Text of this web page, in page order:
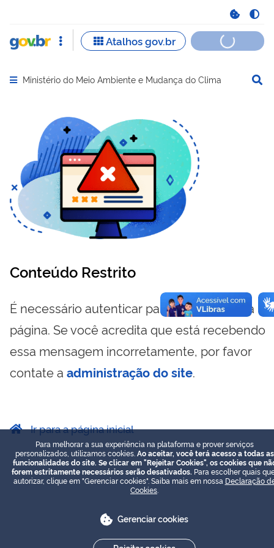
Abrir menu principal de navegação
Ministério do Meio Ambiente e Mudança do Clima
Conteúdo Restrito
É necessário autenticar para visualizar essa
página. Se você acredita que está recebendo
essa mensagem incorretamente, por favor
contate a administração do site.
Ir para a página inicial
Para melhorar a sua experiência na plataforma e prover serviços
personalizados, utilizamos cookies. Ao aceitar, você terá acesso a todas as
funcionalidades do site. Se clicar em "Rejeitar Cookies", os cookies que
forem estritamente necessários serão desativados. Para escolher quais
autorizar, clique em "Gerenciar cookies". Saiba mais em nossa Declaração
Cookies
Gerenciar cookies